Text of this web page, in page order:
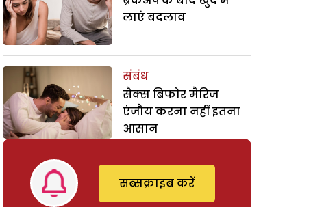
लाएं बदलाव
संबंध
सैक्स बिफोर मैरिज
एंजौय करना नहीं इतना
आसान
सब्सक्राइब करें